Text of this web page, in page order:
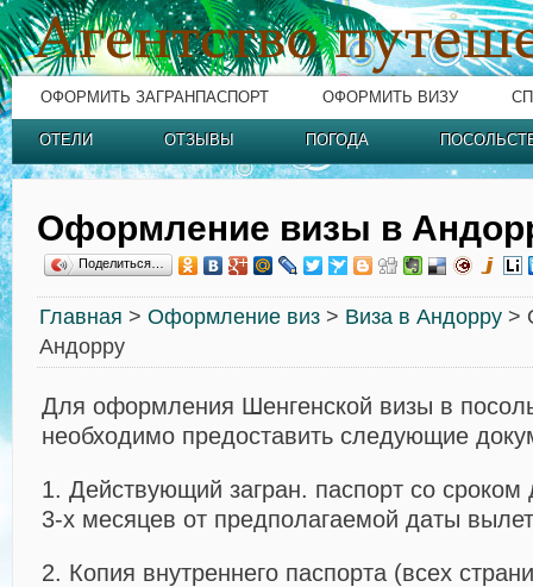
ОФОРМИТЬ ЗАГРАНПАСПОРТ ОФОРМИТЬ ВИЗУ
ОТЕЛИ ОТЗЫВЫ ПОГОДА
Оформление визы в
Поделиться…
Главная > Оформление виз > Виза в Андорру >
Андорру
Для оформления Шенгенской визы в
необходимо предоставить следующие
1. Действующий загран. паспорт со сроком
3-х месяцев от предполагаемой даты
2. Копия внутреннего паспорта (всех